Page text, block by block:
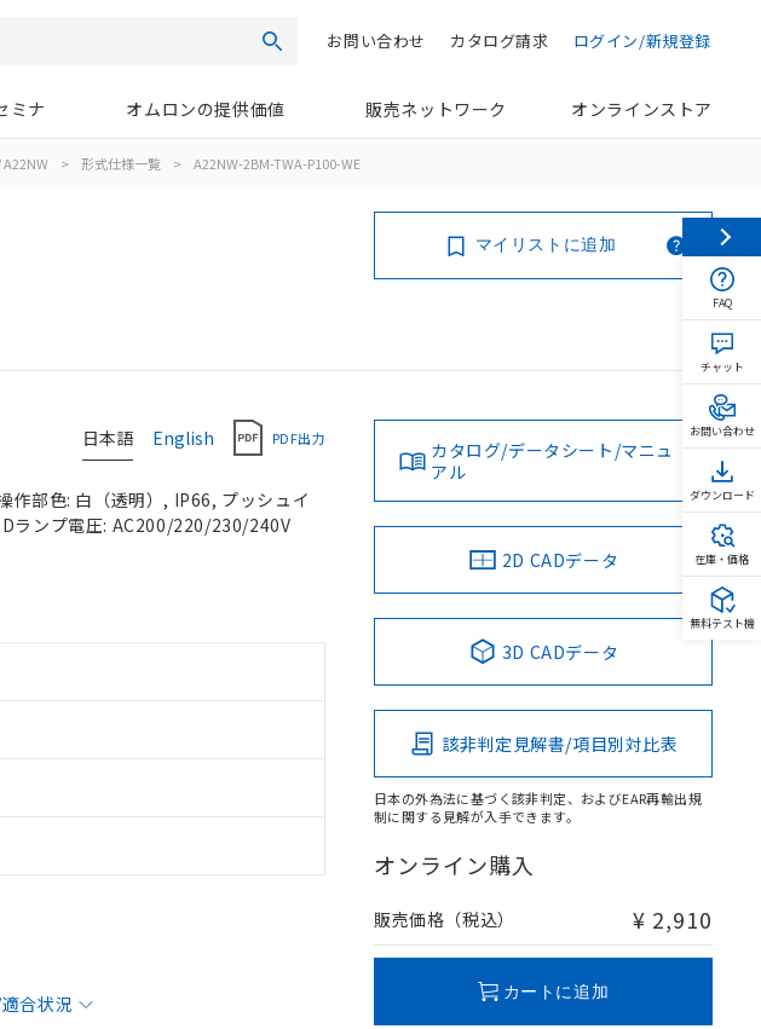
検索 ログイン/新規登録
カタログ請求
お問い合わせ
ミナ オムロンの提供価値 販売ネットワーク オンラインストア
A22NW > 形式仕様一覧 > A22NW-2BM-TWA-P100-WE
マイリストに追加
日本語 English PDF出力
部色: 白（透明）, IP66, プッシュイ
ランプ電圧: AC200/220/230/240V
合状況
カタログ/データシート/マニュ
アル
2D CADデータ
3D CADデータ
該非判定見解書/項目別対比表
日本の外為法に基づく該非判定、およびEAR再輸出規
制に関する見解が入手できます。
オンライン購入
販売価格（税込） ¥ 2,910
カートに追加
FAQ
チャット
お問い合わせ
ダウンロード
在庫・価格
無料テスト機